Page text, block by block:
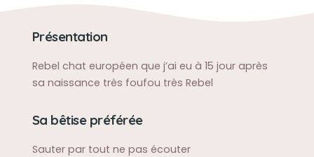
Présentation
Rebel chat européen que j’ai eu à 15 jour après
sa naissance très foufou très Rebel
Sa bêtise préférée
Sauter par tout ne pas écouter